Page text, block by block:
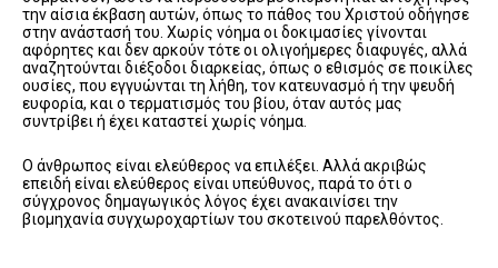
την αίσια έκβαση αυτών, όπως το πάθος του Χριστού οδήγησε
στην ανάστασή του. Χωρίς νόημα οι δοκιμασίες γίνονται
αφόρητες και δεν αρκούν τότε οι ολιγοήμερες διαφυγές, αλλά
αναζητούνται διέξοδοι διαρκείας, όπως ο εθισμός σε ποικίλες
ουσίες, που εγγυώνται τη λήθη, τον κατευνασμό ή την ψευδή
ευφορία, και ο τερματισμός του βίου, όταν αυτός μας
συντρίβει ή έχει καταστεί χωρίς νόημα.
Ο άνθρωπος είναι ελεύθερος να επιλέξει. Αλλά ακριβώς
επειδή είναι ελεύθερος είναι υπεύθυνος, παρά το ότι ο
σύγχρονος δημαγωγικός λόγος έχει ανακαινίσει την
βιομηχανία συγχωροχαρτίων του σκοτεινού παρελθόντος.